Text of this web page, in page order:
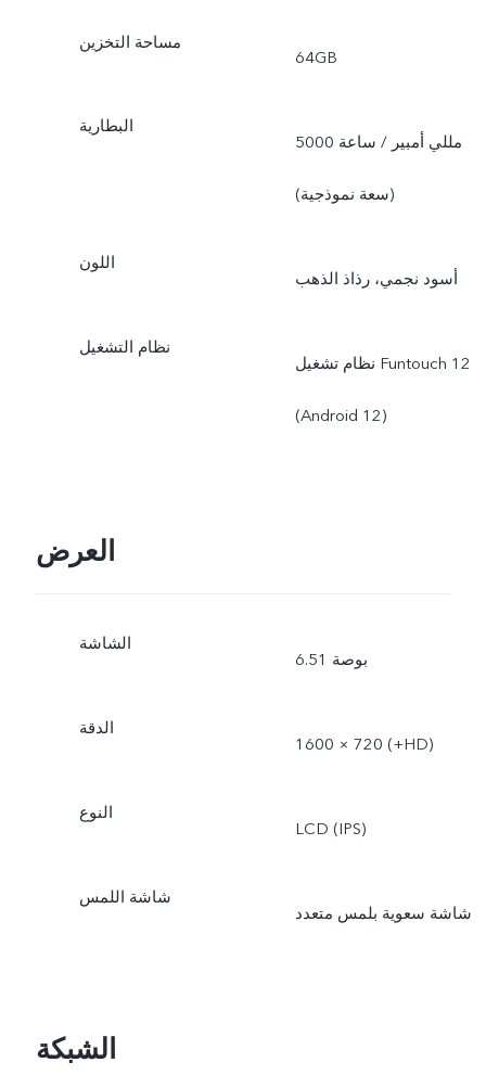
مساحة التخزين
64GB
البطارية
5000 مللي أمبير / ساعة
(سعة نموذجية)
اللون
أسود نجمي، رذاذ الذهب
نظام التشغيل
نظام تشغيل ‎Funtouch 12‏
(‎Android 12‏)
العرض
الشاشة
6.51 بوصة
الدقة
1600 × 720 (‎+HD‏)
النوع
LCD (IPS)
شاشة اللمس
شاشة سعوية بلمس متعدد
الشبكة